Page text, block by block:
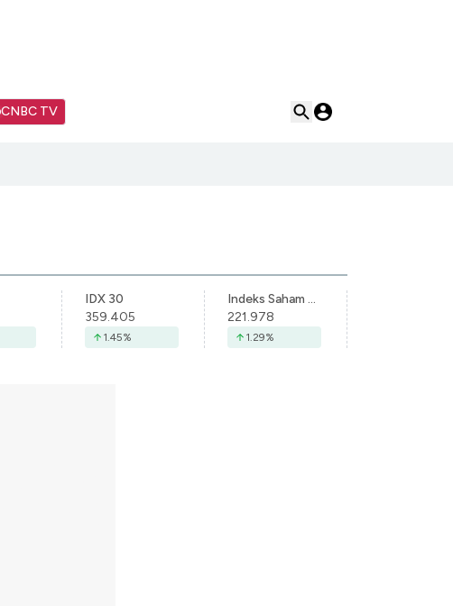
CNBC TV
IDX 30
359.405
1.45%
Indeks Saham Syariah Indonesia
221.978
1.29%